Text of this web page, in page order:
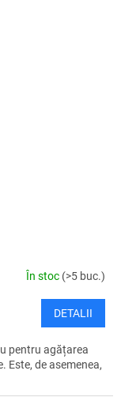
În stoc (>5 buc.)
DETALII
pentru agățarea
Este, de asemenea,